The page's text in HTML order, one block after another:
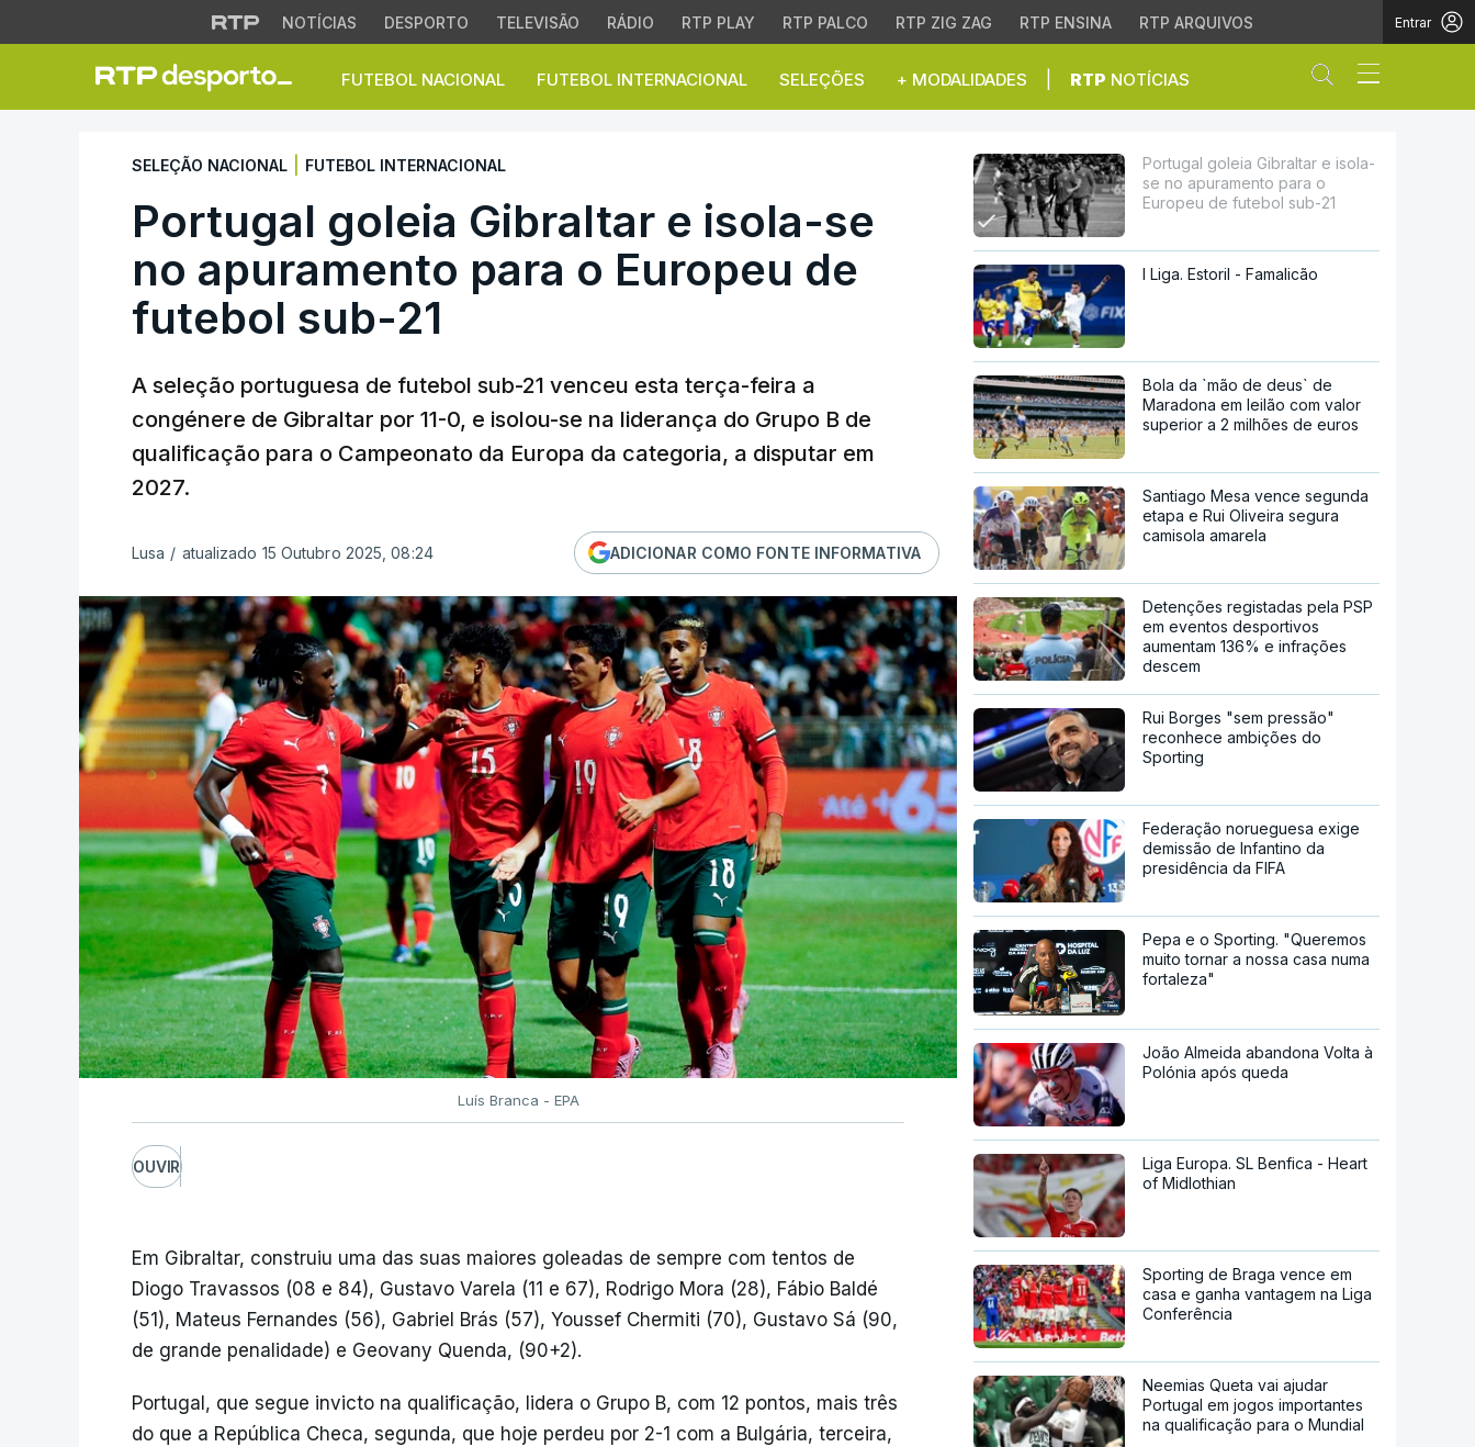
NOTÍCIAS DESPORTO TELEVISÃO RÁDIO RTP PLAY RTP PALCO RTP ZIG ZAG RTP ENSINA RTP ARQUIVOS Entrar
FUTEBOL NACIONAL FUTEBOL INTERNACIONAL SELEÇÕES + MODALIDADES RTP NOTÍCIAS Abrir campo
Portugal goleia Gibraltar e isola-se no apuramento para o
SELEÇÃO NACIONAL FUTEBOL INTERNACIONAL
Portugal goleia Gibraltar e isola-se
no apuramento para o Europeu de
futebol sub-21
A seleção portuguesa de futebol sub-21 venceu esta terça-feira a
congénere de Gibraltar por 11-0, e isolou-se na liderança do Grupo B de
qualificação para o Campeonato da Europa da categoria, a disputar em
2027.
Lusa / atualizado 15 Outubro 2025, 08:24 ADICIONAR COMO FONTE INFORMATIVA
Luís Branca - EPA
OUVIR
Em Gibraltar, construiu uma das suas maiores goleadas de sempre com tentos de
Diogo Travassos (08 e 84), Gustavo Varela (11 e 67), Rodrigo Mora (28), Fábio Baldé
(51), Mateus Fernandes (56), Gabriel Brás (57), Youssef Chermiti (70), Gustavo Sá (90,
de grande penalidade) e Geovany Quenda, (90+2).
Portugal, que segue invicto na qualificação, lidera o Grupo B, com 12 pontos, mais três
do que a República Checa, segunda, que hoje perdeu por 2-1 com a Bulgária, terceira,
Portugal goleia Gibraltar e isola-
se no apuramento para o
Europeu de futebol sub-21
I Liga. Estoril - Famalicão
Bola da `mão de deus` de
Maradona em leilão com valor
superior a 2 milhões de euros
Santiago Mesa vence segunda
etapa e Rui Oliveira segura
camisola amarela
Detenções registadas pela PSP
em eventos desportivos
aumentam 136% e infrações
descem
Rui Borges "sem pressão"
reconhece ambições do
Sporting
Federação norueguesa exige
demissão de Infantino da
presidência da FIFA
Pepa e o Sporting. "Queremos
muito tornar a nossa casa numa
fortaleza"
João Almeida abandona Volta à
Polónia após queda
Liga Europa. SL Benfica - Heart
of Midlothian
Sporting de Braga vence em
casa e ganha vantagem na Liga
Conferência
Neemias Queta vai ajudar
Portugal em jogos importantes
na qualificação para o Mundial